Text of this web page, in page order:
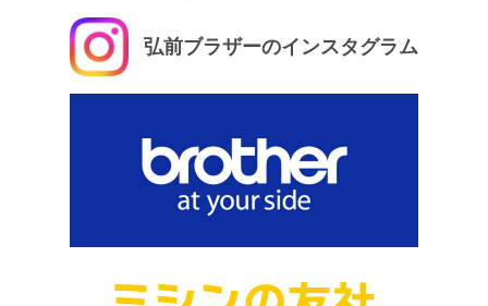
弘前ブラザーのインスタグラム